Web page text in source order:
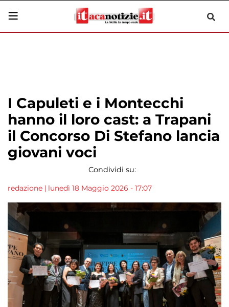
I Capuleti e i Montecchi
hanno il loro cast: a Trapani
il Concorso Di Stefano lancia
giovani voci
Condividi su:
redazione | lunedì 18 Maggio 2026 - 17:07